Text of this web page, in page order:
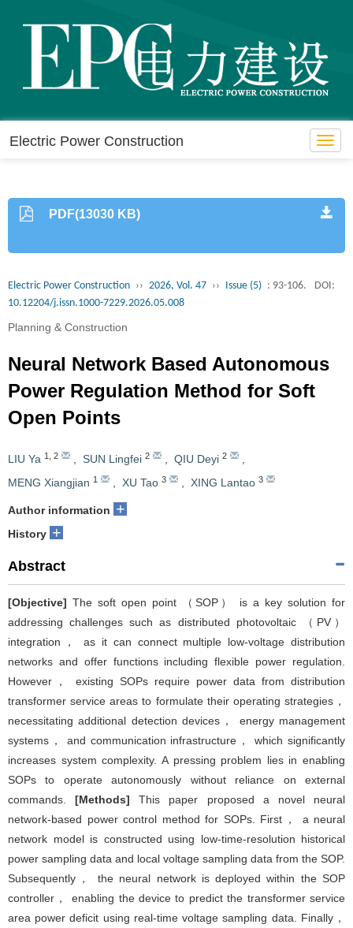
Electric Power Construction
PDF(13030 KB)
Electric Power Construction ›› 2026, Vol. 47 ›› Issue (5) : 93-106.
DOI:
10.12204/j.issn.1000-7229.2026.05.008
Planning & Construction
Neural Network Based Autonomous
Power Regulation Method for Soft
Open Points
LIU Ya 1 2 SUN Lingfei 2 QIU Deyi 2
MENG Xiangjian 1 XU Tao 3 XING Lantao 3
Author information +
History +
Abstract
[Objective] The soft open point （SOP） is a key solution for
addressing challenges such as distributed photovoltaic （PV）
integration， as it can connect multiple low-voltage distribution
networks and offer functions including flexible power regulation.
However， existing SOPs require power data from distribution
transformer service areas to formulate their operating strategies，
necessitating additional detection devices， energy management
systems， and communication infrastructure， which significantly
increases system complexity. A pressing problem lies in enabling
SOPs to operate autonomously without reliance on external
commands.[Methods] This paper proposed a novel neural
network-based power control method for SOPs. First， a neural
network model is constructed using low-time-resolution historical
power sampling data and local voltage sampling data from the SOP.
Subsequently， the neural network is deployed within the SOP
controller， enabling the device to predict the transformer service
area power deficit using real-time voltage sampling data. Finally，